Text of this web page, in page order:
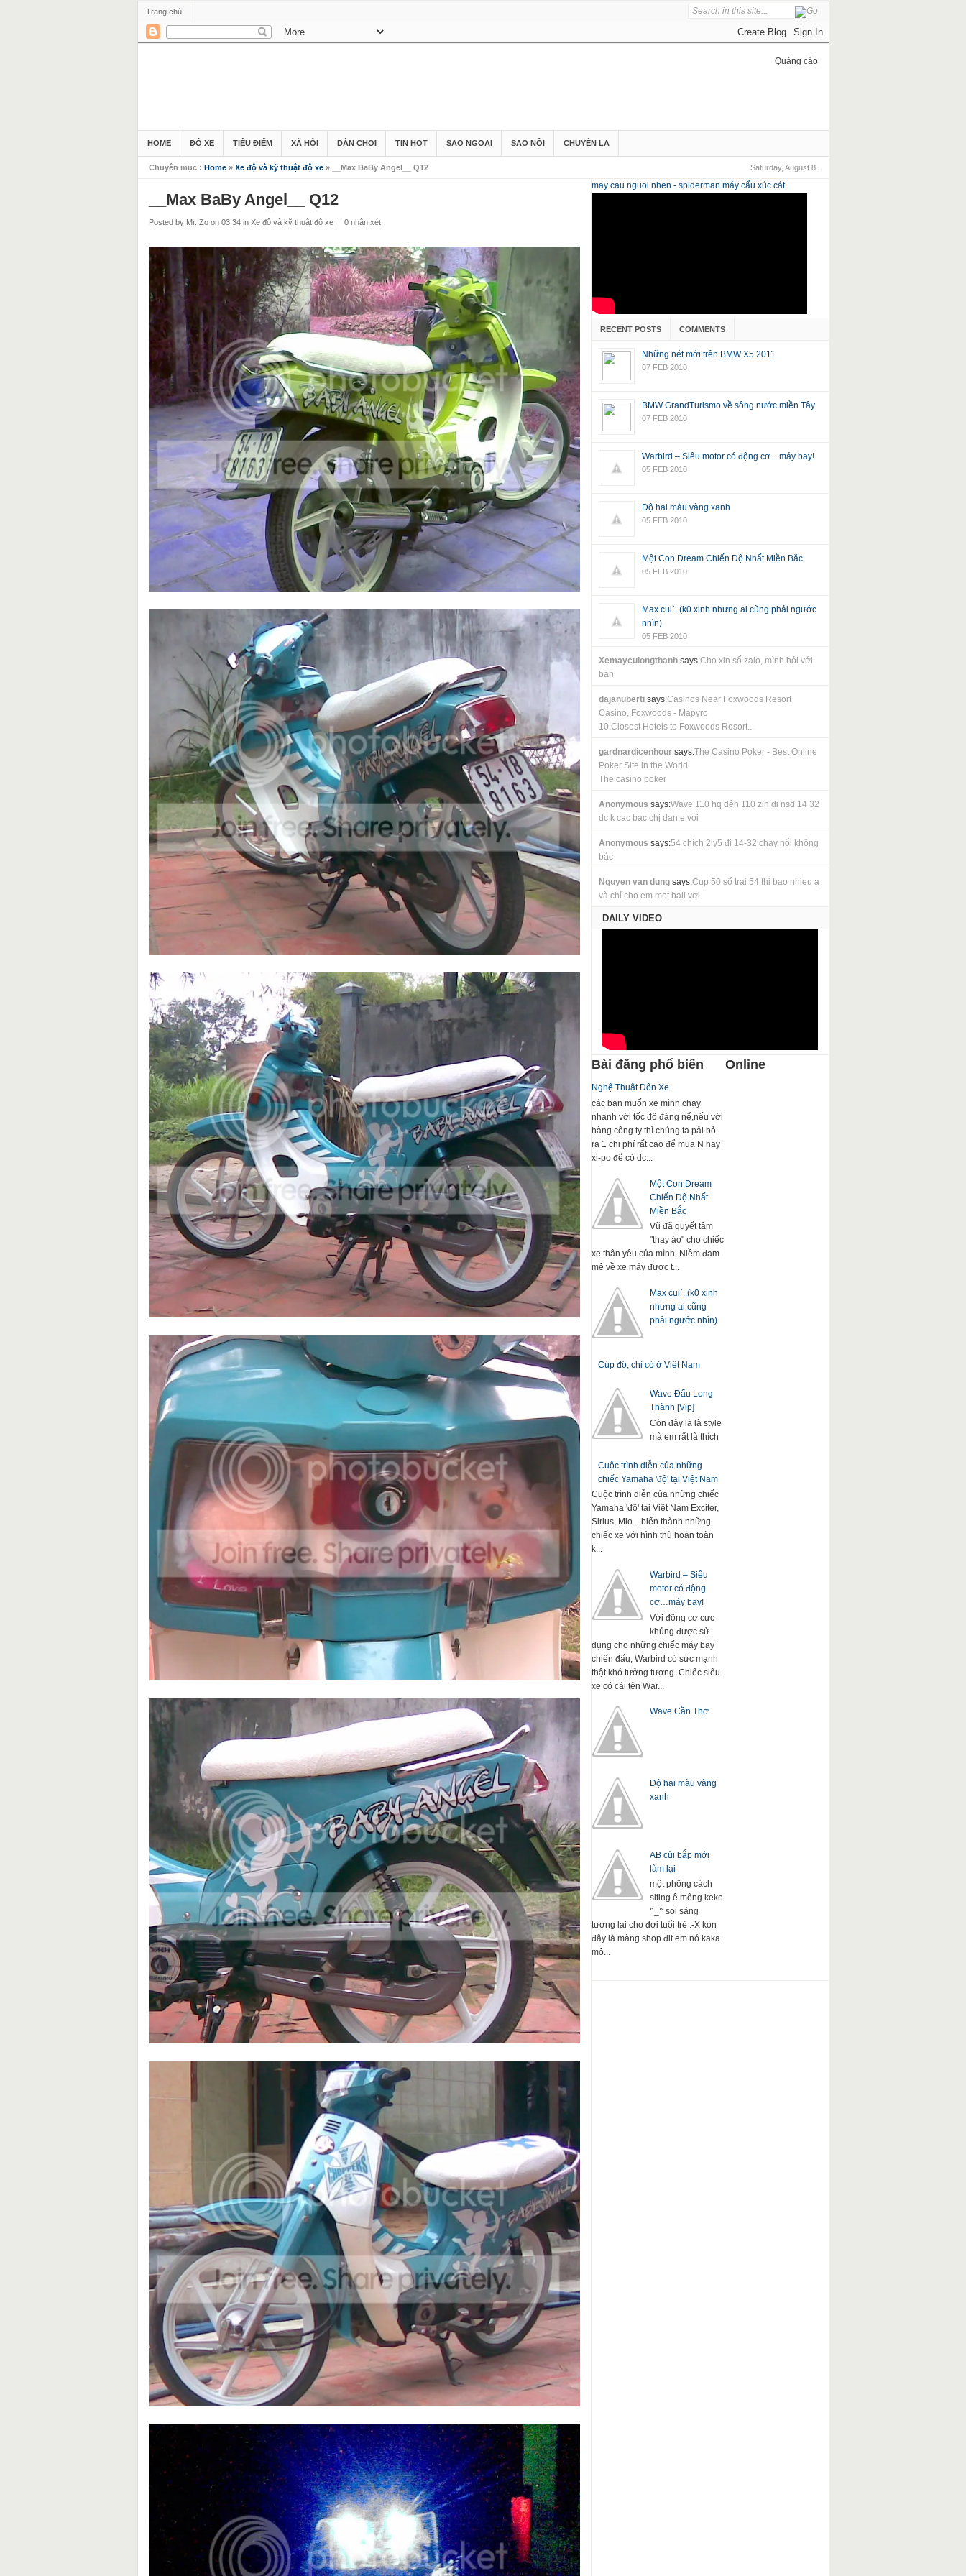
Trang chủ
Quảng cáo
HOME ĐỘ XE TIÊU ĐIỂM XÃ HỘI DÂN CHƠI TIN HOT SAO NGOẠI SAO NỘI CHUYỆN LẠ
Saturday, August 8.
Chuyên mục : Home» Xe độ và kỹ thuật độ xe» __Max BaBy Angel__ Q12
__Max BaBy Angel__ Q12
Posted by Mr. Zo on 03:34 in Xe độ và kỹ thuật độ xe | 0 nhận xét
may cau nguoi nhen - spiderman máy cẩu xúc cát
RECENT POSTS COMMENTS
Những nét mới trên BMW X5 2011
07 FEB 2010
BMW GrandTurismo về sông nước miền Tây
07 FEB 2010
Warbird – Siêu motor có động cơ…máy bay!
05 FEB 2010
Độ hai màu vàng xanh
05 FEB 2010
Một Con Dream Chiến Độ Nhất Miền Bắc
05 FEB 2010
Max cui`..(k0 xinh nhưng ai cũng phải ngước
nhìn)
05 FEB 2010
Xemayculongthanhsays:Cho xin số zalo, mình hỏi với
bạn
dajanubertisays:Casinos Near Foxwoods Resort
Casino, Foxwoods - Mapyro
10 Closest Hotels to Foxwoods Resort...
gardnardicenhoursays:The Casino Poker - Best Online
Poker Site in the World
The casino poker
Anonymous says:Wave 110 hq dên 110 zin di nsd 14 32
dc k cac bac chj dan e voi
Anonymous says:54 chích 2ly5 đi 14-32 chạy nổi không
bác
Nguyen van dungsays:Cup 50 sổ trai 54 thi bao nhieu ạ
và chỉ cho em mot baii vơi
DAILY VIDEO
Bài đăng phổ biến
Nghệ Thuật Đôn Xe
các bạn muốn xe mình chạy
nhanh với tốc độ đáng nể,nếu với
hàng công ty thì chúng ta pải bỏ
ra 1 chi phí rất cao để mua N hay
xi-po để có dc...
Một Con Dream
Chiến Độ Nhất
Miền Bắc
Vũ đã quyết tâm
"thay áo" cho chiếc
xe thân yêu của mình. Niềm đam
mê về xe máy được t...
Max cui`..(k0 xinh
nhưng ai cũng
phải ngước nhìn)
Cúp độ, chỉ có ở Việt Nam
Wave Đấu Long
Thành [Vip]
Còn đây là là style
mà em rất là thích
Cuộc trình diễn của những
chiếc Yamaha 'độ' tại Việt Nam
Cuộc trình diễn của những chiếc
Yamaha 'độ' tại Việt Nam Exciter,
Sirius, Mio... biến thành những
chiếc xe với hình thù hoàn toàn
k...
Warbird – Siêu
motor có động
cơ…máy bay!
Với động cơ cực
khủng được sử
dụng cho những chiếc máy bay
chiến đấu, Warbird có sức mạnh
thật khó tưởng tượng. Chiếc siêu
xe có cái tên War...
Wave Cần Thơ
Độ hai màu vàng
xanh
AB cùi bắp mới
làm lại
một phông cách
siting ê mông keke
^_^ soi sáng
tương lai cho đời tuổi trẻ :-X kòn
đây là màng shop đit em nó kaka
mô...
Online